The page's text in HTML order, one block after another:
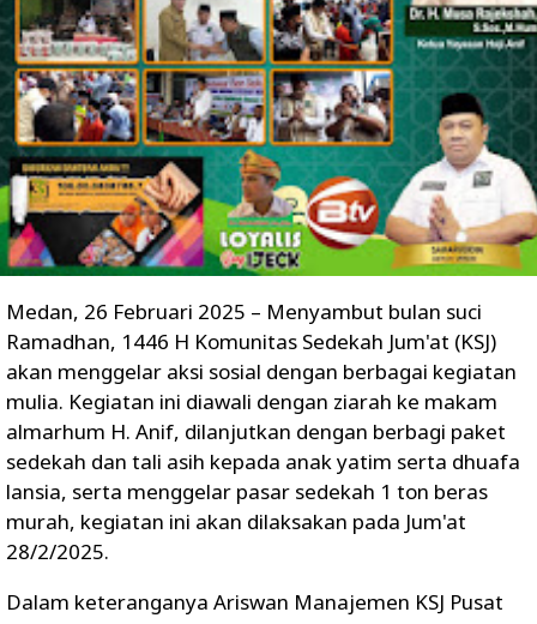
Medan, 26 Februari 2025 – Menyambut bulan suci
Ramadhan, 1446 H Komunitas Sedekah Jum'at (KSJ)
akan menggelar aksi sosial dengan berbagai kegiatan
mulia. Kegiatan ini diawali dengan ziarah ke makam
almarhum H. Anif, dilanjutkan dengan berbagi paket
sedekah dan tali asih kepada anak yatim serta dhuafa
lansia, serta menggelar pasar sedekah 1 ton beras
murah, kegiatan ini akan dilaksakan pada Jum'at
28/2/2025.
Dalam keteranganya Ariswan Manajemen KSJ Pusat